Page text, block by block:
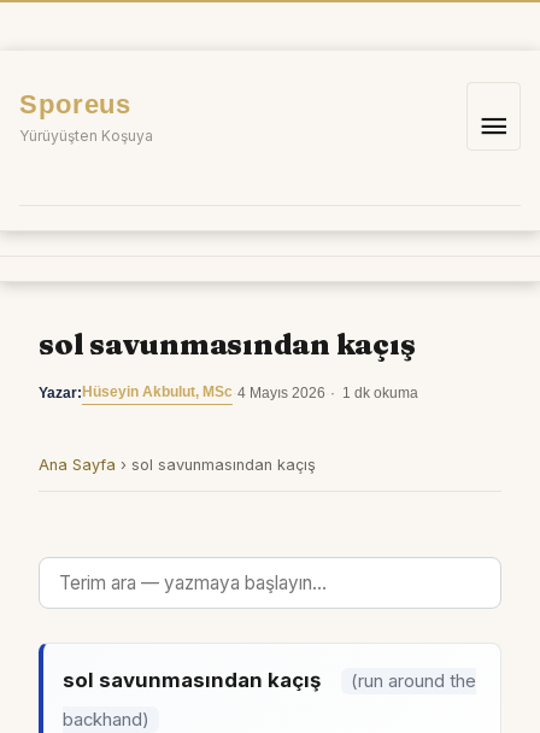
Sporeus
Yürüyüşten Koşuya
Ana
sol savunmasından kaçış
Yazar: Hüseyin Akbulut, MSc 4 Mayıs 2026 1 dk okuma
Ana Sayfa › sol savunmasından kaçış
sol savunmasından kaçış
(run around the
backhand)